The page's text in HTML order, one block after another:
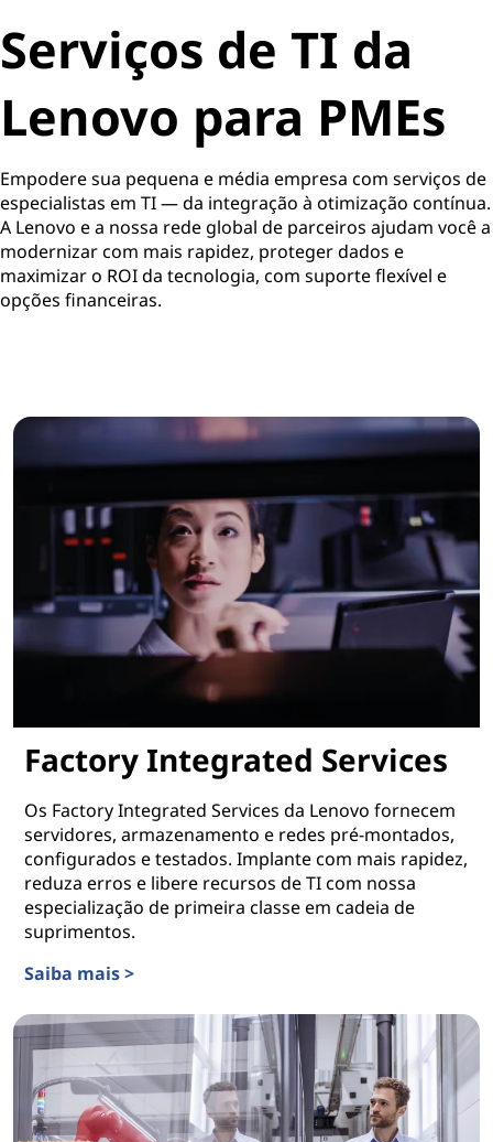
Serviços de TI da
Lenovo para PMEs
Empodere sua pequena e média empresa com serviços de
especialistas em TI — da integração à otimização contínua.
A Lenovo e a nossa rede global de parceiros ajudam você a
modernizar com mais rapidez, proteger dados e
maximizar o ROI da tecnologia, com suporte flexível e
opções financeiras.
Factory Integrated Services
Os Factory Integrated Services da Lenovo fornecem
servidores, armazenamento e redes pré-montados,
configurados e testados. Implante com mais rapidez,
reduza erros e libere recursos de TI com nossa
especialização de primeira classe em cadeia de
suprimentos.
Saiba mais >